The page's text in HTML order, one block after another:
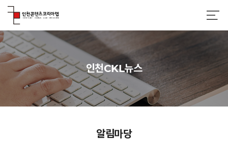
인천CKL뉴스
알림마당